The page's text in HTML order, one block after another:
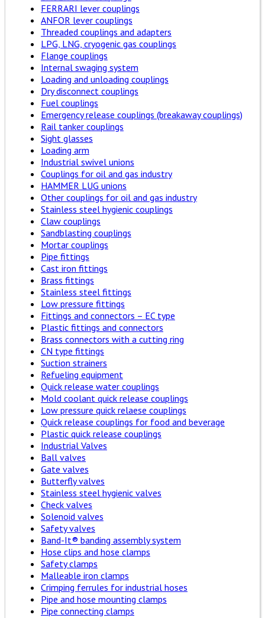
FERRARI lever couplings
ANFOR lever couplings
Threaded couplings and adapters
LPG, LNG, cryogenic gas couplings
Flange couplings
Internal swaging system
Loading and unloading couplings
Dry disconnect couplings
Fuel couplings
Emergency release couplings (breakaway couplings)
Rail tanker couplings
Sight glasses
Loading arm
Industrial swivel unions
Couplings for oil and gas industry
HAMMER LUG unions
Other couplings for oil and gas industry
Stainless steel hygienic couplings
Claw couplings
Sandblasting couplings
Mortar couplings
Pipe fittings
Cast iron fittings
Brass fittings
Stainless steel fittings
Low pressure fittings
Fittings and connectors – EC type
Plastic fittings and connectors
Brass connectors with a cutting ring
CN type fittings
Suction strainers
Refueling equipment
Quick release water couplings
Mold coolant quick release couplings
Low pressure quick relaese couplings
Quick release couplings for food and beverage
Plastic quick release couplings
Industrial Valves
Ball valves
Gate valves
Butterfly valves
Stainless steel hygienic valves
Check valves
Solenoid valves
Safety valves
Band-It® banding assembly system
Hose clips and hose clamps
Safety clamps
Malleable iron clamps
Crimping ferrules for industrial hoses
Pipe and hose mounting clamps
Pipe connecting clamps